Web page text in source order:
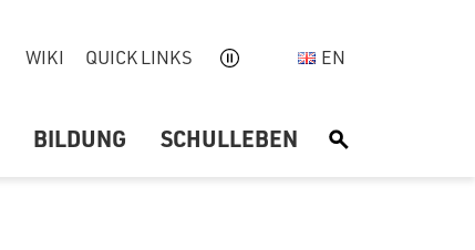
WIKI QUICK LINKS EN
BILDUNG SCHULLEBEN S